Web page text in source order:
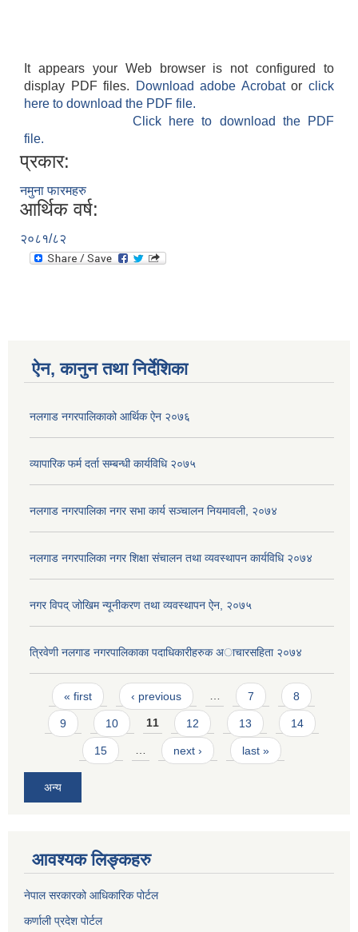
It appears your Web browser is not configured to
display PDF files.
Download adobe Acrobatorclick
here to download the PDF file.
Click here to download the PDF
file.
प्रकार:
नमुना फारमहरु
आर्थिक वर्ष:
२०८१/८२
ऐन, कानुन तथा निर्देशिका
नलगाड नगरपालिकाको आर्थिक ऐन २०७६
व्यापारिक फर्म दर्ता सम्बन्धी कार्यविधि २०७५
नलगाड नगरपालिका नगर सभा कार्य सञ्‍चालन नियमावली, २०७४
नलगाड नगरपालिका नगर शिक्षा संचालन तथा व्यवस्थापन कार्यविधि २०७४
नगर विपद् जोखिम न्यूनीकरण तथा व्यवस्थापन ऐन, २०७५
त्रिवेणी नलगाड नगरपालिकाका पदाधिकारीहरुक अाचारस‌हिता २०७४
Pages
« first ‹ previous … 7 8
9 10 11 12 13 14
15 … next › last »
अन्य
आवश्यक लिङ्कहरु
नेपाल सरकारको आधिकारिक पोर्टल
कर्णाली प्रदेश पोर्टल